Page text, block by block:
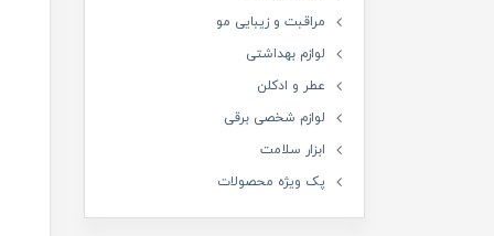
مراقبت و زیبایی مو
لوازم بهداشتی
عطر و ادکلن
لوازم شخصی برقی
ابزار سلامت
پک ویژه محصولات